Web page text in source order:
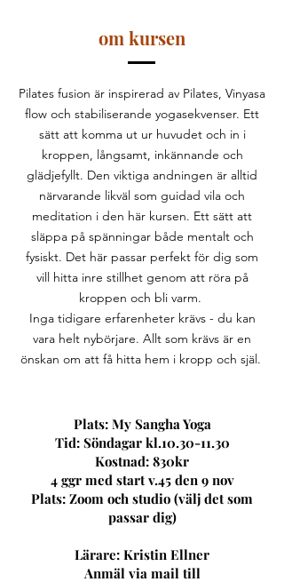
om kursen
Pilates fusion är inspirerad av Pilates, Vinyasa
flow och stabiliserande yogasekvenser. Ett
sätt att komma ut ur huvudet och in i
kroppen, långsamt, inkännande och
glädjefyllt. Den viktiga andningen är alltid
närvarande likväl som guidad vila och
meditation i den här kursen. Ett sätt att
släppa på spänningar både mentalt och
fysiskt. Det här passar perfekt för dig som
vill hitta inre stillhet genom att röra på
kroppen och bli varm.
Inga tidigare erfarenheter krävs - du kan
vara helt nybörjare. Allt som krävs är en
önskan om att få hitta hem i kropp och själ.
Plats: My Sangha Yoga
Tid: Söndagar kl.10.30-11.30
Kostnad: 830kr
4 ggr med start v.45 den 9 nov
Plats: Zoom och studio (välj det som
passar dig)
Lärare: Kristin Ellner
Anmäl via mail till